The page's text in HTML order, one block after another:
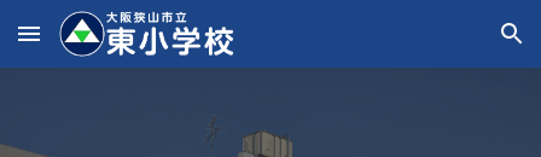
Skip to main content Skip to navigation